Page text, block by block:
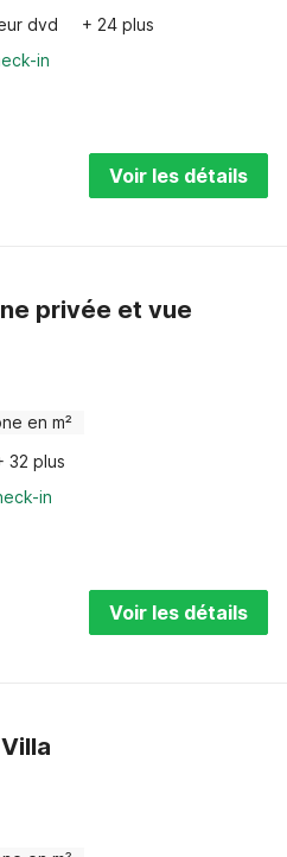
dvd
+ 24 plus
in
Voir les détails
privée et vue
en m²
32 plus
in
Voir les détails